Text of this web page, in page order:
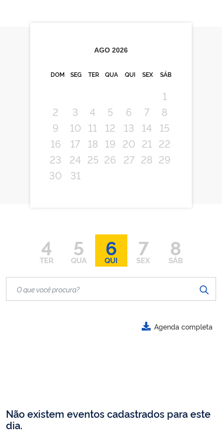
AGO 2026
DOM SEG TER QUA QUI SEX SÁB
1
2
3 4 5 6 7
8
9
10 11 12 13 14
15
16
17 18 19 20 21
22
23
24 25 26 27 28 29
30
31
4
TER
5
QUA
6
QUI
7
SEX
8
SÁB
Agenda completa
Não existem eventos cadastrados para este
dia.